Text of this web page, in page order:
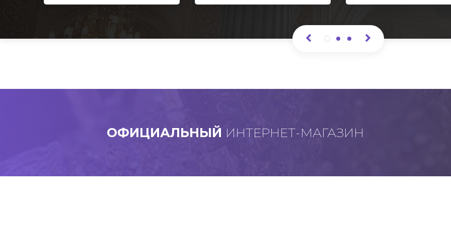
ОФИЦИАЛЬНЫЙ ИНТЕРНЕТ-МАГАЗИН